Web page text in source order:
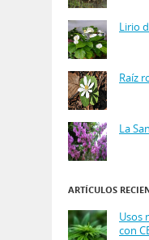
Lirio
Raíz
La
ARTÍCULOS
Usos
con